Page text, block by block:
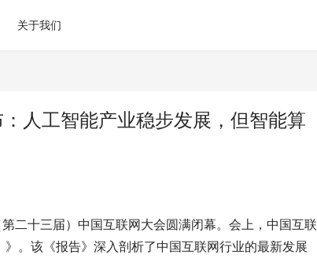
关于我们
人工智能产业稳步发展，但智能算
二十三届）中国互联网大会圆满闭幕。会上，中国互联
。该《报告》深入剖析了中国互联网行业的最新发展